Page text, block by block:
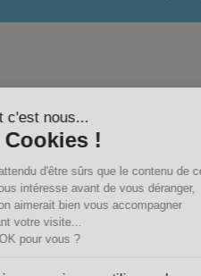
Salut c'est nous...
les Cookies !
On a attendu d'être sûrs que le
site vous intéresse avant de vous
mais on aimerait bien vous
pendant votre visite...
C'est OK pour vous ?